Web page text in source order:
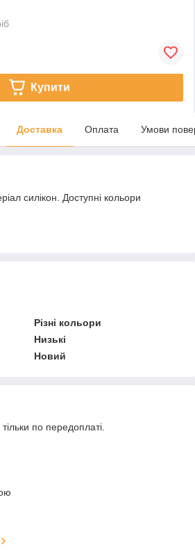
Купити
Доставка Оплата Умови
силікон. Доступні кольори
Різні кольори
Низькі
Новий
по передоплаті.